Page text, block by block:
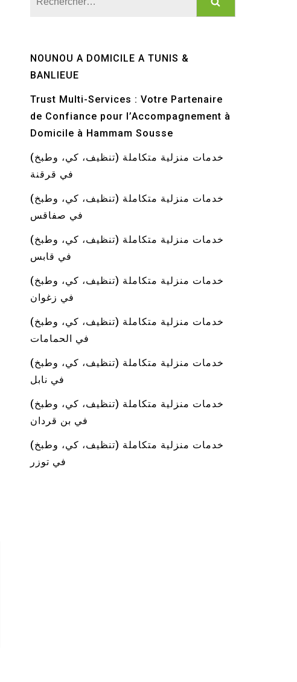
NOUNOU A DOMICILE A TUNIS &
BANLIEUE
Trust Multi-Services : Votre Partenaire
de Confiance pour l’Accompagnement à
Domicile à Hammam Sousse
خدمات منزلية متكاملة (تنظيف، كي، وطبخ)
في قرقنة
خدمات منزلية متكاملة (تنظيف، كي، وطبخ)
في صفاقس
خدمات منزلية متكاملة (تنظيف، كي، وطبخ)
في قابس
خدمات منزلية متكاملة (تنظيف، كي، وطبخ)
في زغوان
خدمات منزلية متكاملة (تنظيف، كي، وطبخ)
في الحمامات
خدمات منزلية متكاملة (تنظيف، كي، وطبخ)
في نابل
خدمات منزلية متكاملة (تنظيف، كي، وطبخ)
في بن قردان
خدمات منزلية متكاملة (تنظيف، كي، وطبخ)
في توزر